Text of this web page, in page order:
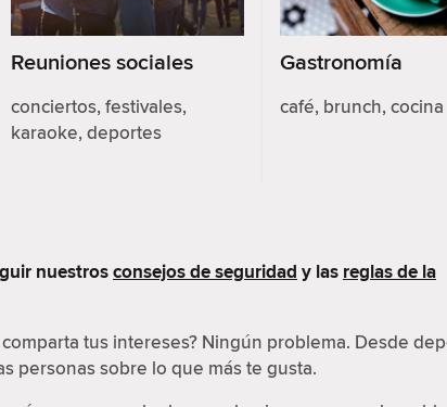
Reuniones sociales
conciertos, festivales,
karaoke, deportes
Gastronomía
café, brunch, cocina
nuestrosconsejos de seguridad y las reglas de la
tus intereses? Ningún problema. Desde
personas sobre lo que más te gusta.